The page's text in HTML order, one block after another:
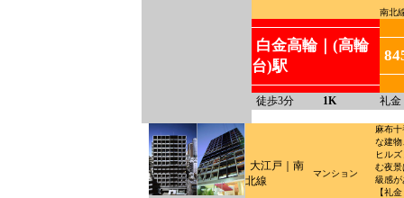
南北
白金高輪｜(高輪
台)駅
徒歩3分 1K 礼金
大江戸｜南
北線
マンション
麻布
な建物
ヒル
む夜
級感が
【礼